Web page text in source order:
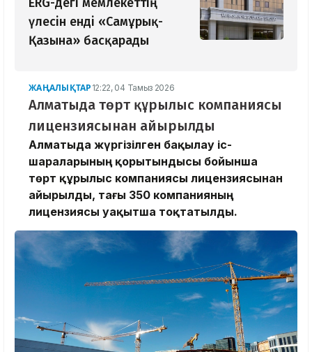
үлесін енді «Самұрық-
Қазына» басқарады
ЖАҢАЛЫҚТАР 12:22, 04 Тамыз 2026
Алматыда төрт құрылыс компаниясы
лицензиясынан айырылды
Алматыда жүргізілген бақылау іс-
шараларының қорытындысы бойынша
төрт құрылыс компаниясы лицензиясынан
айырылды, тағы 350 компанияның
лицензиясы уақытша тоқтатылды.